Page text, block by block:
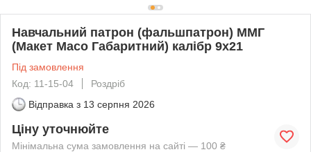
Навчальний патрон (фальшпатрон) ММГ
(Макет Масо Габаритний) калібр 9х21
Під замовлення
Код: 11-15-04
Роздріб
Відправка з 13 серпня 2026
Ціну уточнюйте
Мінімальна сума замовлення на сайті — 100 ₴